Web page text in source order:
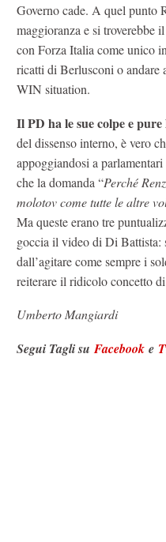
Governo cade. A quel punto
maggioranza e si
con Forza Italia come unico
ricatti di Berlusconi o
WIN situation.
Il PD ha le sue colpe e
del dissenso interno, è vero
appoggiandosi a
che la domanda “Perché
molotov come tutte le altre
Ma queste erano tre
goccia il video di Di Battista:
dall’agitare come sempre i
reiterare il ridicolo concetto
Umberto Mangiardi
Segui Tagli suFacebook e